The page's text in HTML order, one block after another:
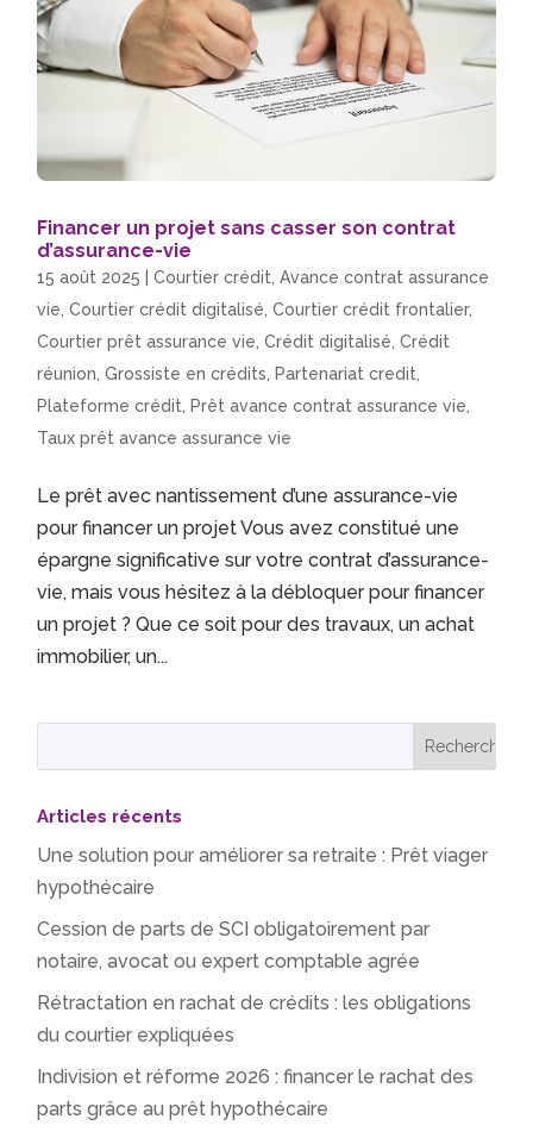
Financer un projet sans casser son contrat
d’assurance-vie
15 août 2025 |Courtier crédit ,Avance contrat assurance
vie ,Courtier crédit digitalisé ,Courtier crédit frontalier,
Courtier prêt assurance vie ,Crédit digitalisé ,Crédit
réunion ,Grossiste en crédits Partenariat credit
Plateforme crédit
Prêt avance contrat assurance vie
Taux prêt avance assurance vie
Le prêt avec nantissement d’une assurance-vie
pour financer un projet Vous avez constitué une
épargne significative sur votre contrat d’assurance-
vie, mais vous hésitez à la débloquer pour financer
un projet ? Que ce soit pour des travaux, un achat
immobilier, un...
Articles récents
Une solution pour améliorer sa retraite : Prêt viager
hypothécaire
Cession de parts de SCI obligatoirement par
notaire, avocat ou expert comptable agrée
Rétractation en rachat de crédits : les obligations
du courtier expliquées
Indivision et réforme 2026 : financer le rachat des
parts grâce au prêt hypothécaire